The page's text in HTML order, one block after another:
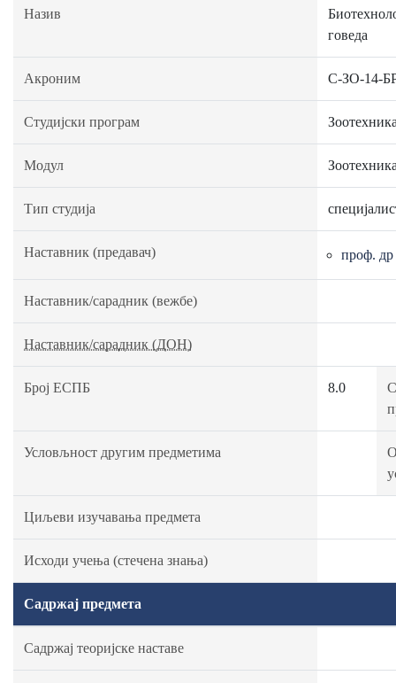
Назив
говеда
Акроним C-ЗО-14-
Студијски програм
Модул
Тип студија
Наставник (предавач) проф.
Наставник/сарадник (вежбе)
Наставник/сарадник (ДОН)
Број ЕСПБ 8.0
Условљност другим предметима
Циљеви изучавања предмета
Исходи учења (стечена знања)
Садржај предмета
Садржај теоријске наставе